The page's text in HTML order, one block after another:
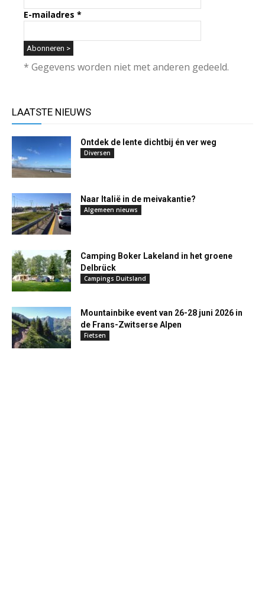
E-mailadres *
* Gegevens worden niet met anderen gedeeld.
LAATSTE NIEUWS
Ontdek de lente dichtbij én ver weg
Diversen
Naar Italië in de meivakantie?
Algemeen nieuws
Camping Boker Lakeland in het groene
Delbrück
Campings Duitsland
Mountainbike event van 26-28 juni 2026 in
de Frans-Zwitserse Alpen
Fietsen